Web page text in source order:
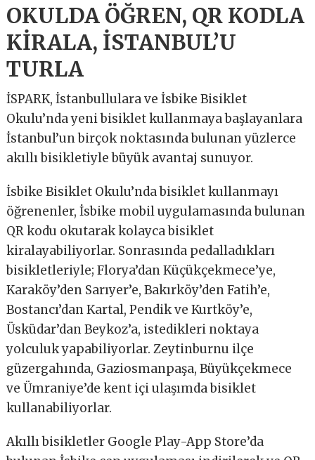
OKULDA ÖĞREN, QR KODLA
KİRALA, İSTANBUL’U
TURLA
İSPARK, İstanbullulara ve İsbike Bisiklet
Okulu’nda yeni bisiklet kullanmaya başlayanlara
İstanbul’un birçok noktasında bulunan yüzlerce
akıllı bisikletiyle büyük avantaj sunuyor.
İsbike Bisiklet Okulu’nda bisiklet kullanmayı
öğrenenler, İsbike mobil uygulamasında bulunan
QR kodu okutarak kolayca bisiklet
kiralayabiliyorlar. Sonrasında pedalladıkları
bisikletleriyle; Florya’dan Küçükçekmece’ye,
Karaköy’den Sarıyer’e, Bakırköy’den Fatih’e,
Bostancı’dan Kartal, Pendik ve Kurtköy’e,
Üsküdar’dan Beykoz’a, istedikleri noktaya
yolculuk yapabiliyorlar. Zeytinburnu ilçe
güzergahında, Gaziosmanpaşa, Büyükçekmece
ve Ümraniye’de kent içi ulaşımda bisiklet
kullanabiliyorlar.
Akıllı bisikletler Google Play-App Store’da